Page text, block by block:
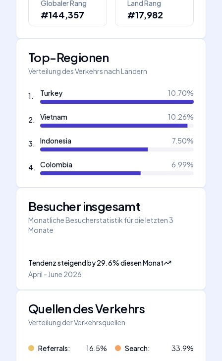
Globaler Rang
#144,357
Land Rang
#17,982
Top-Regionen
Verteilung des Verkehrs nach Ländern
1. Turkey 10.70%
2. Vietnam 10.26%
3. Indonesia 7.50%
4. Colombia 6.99%
Besucher insgesamt
Monatliche Besucherstatistik für die letzten 3
Monate
Tendenz steigendby29.6%diesen Monat
April - June 2026
Quellen des Verkehrs
Verteilung der Verkehrsquellen
Referrals: 16.5% Search: 33.9%